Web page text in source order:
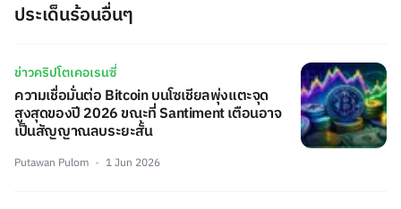
ประเด็นร้อนอื่นๆ
ข่าวคริปโตเคอเรนซี่
ความเชื่อมั่นต่อ Bitcoin บนโซเชียลพุ่งแตะจุด
สูงสุดของปี 2026 ขณะที่ Santiment เตือนอาจ
เป็นสัญญาณลบระยะสั้น
Putawan Pulom 1 Jun 2026